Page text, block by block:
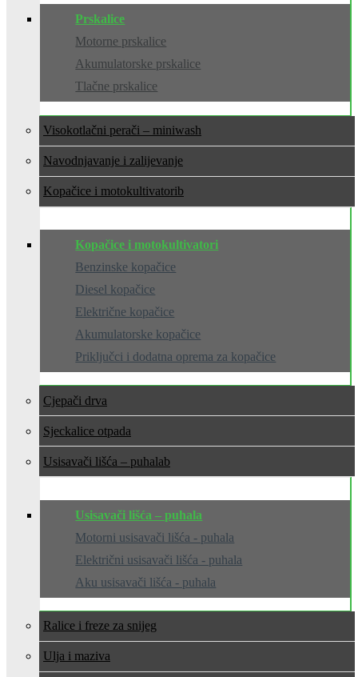
Prskalice
Motorne prskalice
Akumulatorske prskalice
Tlačne prskalice
Visokotlačni perači – miniwash
Navodnjavanje i zalijevanje
Kopačice i motokultivatori
Kopačice i motokultivatori
Benzinske kopačice
Diesel kopačice
Električne kopačice
Akumulatorske kopačice
Priključci i dodatna oprema za kopačice
Cjepači drva
Sjeckalice otpada
Usisavači lišća – puhala
Usisavači lišća – puhala
Motorni usisavači lišća - puhala
Električni usisavači lišća - puhala
Aku usisavači lišća - puhala
Ralice i freze za snijeg
Ulja i maziva